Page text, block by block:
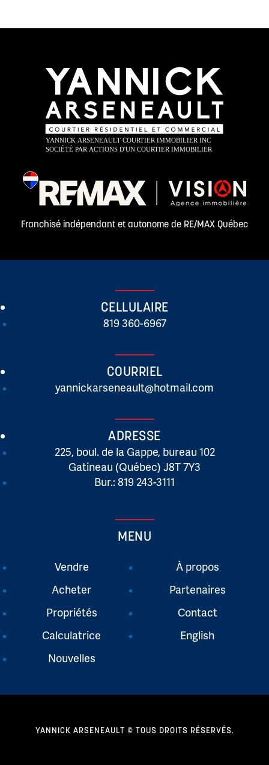
Franchisé indépendant et autonome de RE/MAX Québec
CELLULAIRE
819 360-6967
COURRIEL
yannickarseneault@hotmail.com
ADRESSE
225, boul. de la Gappe, bureau 102
Gatineau (Québec) J8T 7Y3
Bur.: 819 243-3111
MENU
Vendre
Acheter
Propriétés
Calculatrice
Nouvelles
À propos
Partenaires
Contact
English
YANNICK ARSENEAULT © TOUS DROITS RÉSERVÉS.